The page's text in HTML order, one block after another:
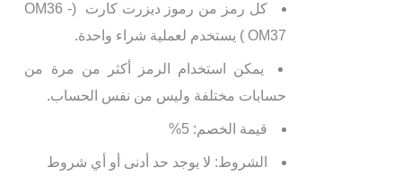
كل رمز من رموز ديزرت كارت (OM36 -
OM37 ) يستخدم لعملية شراء واحدة.
يمكن استخدام الرمز أكثر من مرة من
حسابات مختلفة وليس من نفس الحساب.
قيمة الخصم: 5%
الشروط: لا يوجد حد أدنى أو أي شروط